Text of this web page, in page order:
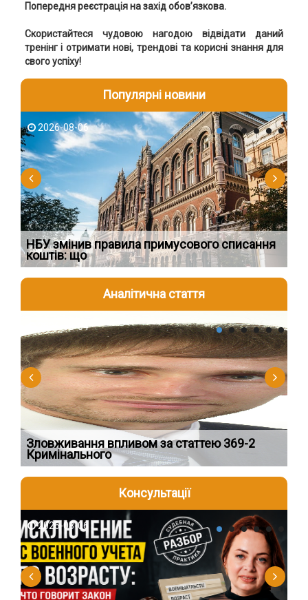
Попередня реєстрація на захід обов’язкова.
Скористайтеся чудовою нагодою відвідати даний
тренінг і отримати нові, трендові та корисні знання для
свого успіху!
Популярні новини
2026-08-06
НБУ змінив правила примусового списання
коштів: що
Аналітична стаття
2026-08-04
Зловживання впливом за статтею 369-2
Кримінального
Консультації
2026-08-06